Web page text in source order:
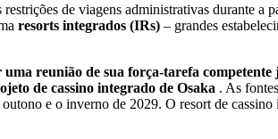
de viagens administrativas durante a
resorts integrados (IRs) – grandes
reunião de sua força-tarefa competente
de cassino integrado de Osaka . As
e o inverno de 2029. O resort de